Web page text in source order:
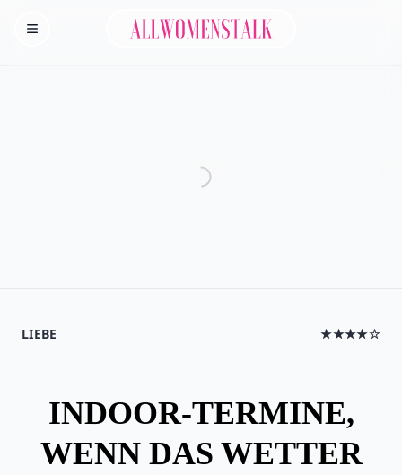
Homepage
Allwomenstalk
LIEBE ★★★★☆
INDOOR-TERMINE,
WENN DAS WETTER